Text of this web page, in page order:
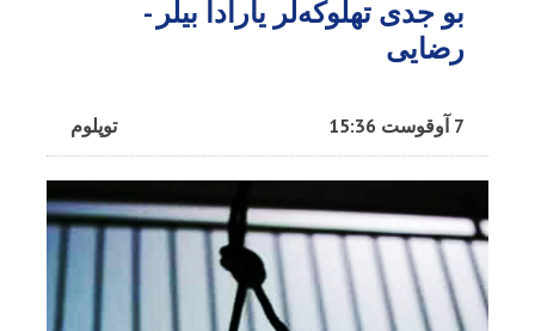
بو جدی تهلوکه‌لر یارادا بیلر -
رضایی
توپلوم 7 آوقوست 15:36